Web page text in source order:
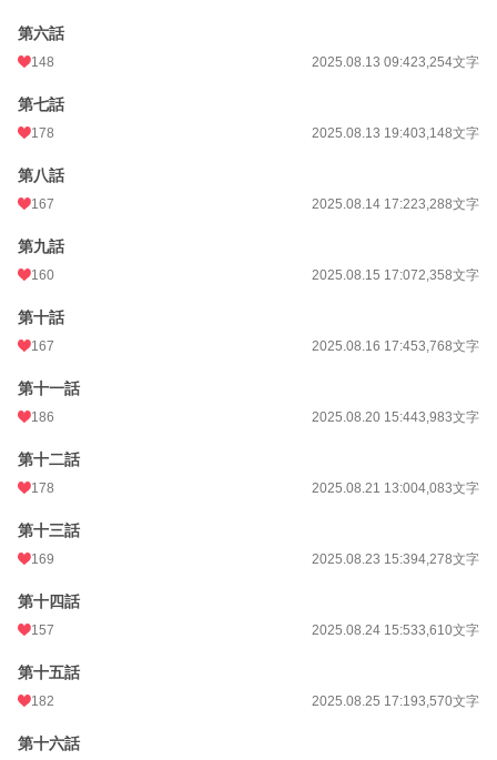
第六話
148 2025.08.13 09:423,254文字
第七話
178 2025.08.13 19:403,148文字
第八話
167 2025.08.14 17:223,288文字
第九話
160 2025.08.15 17:072,358文字
第十話
167 2025.08.16 17:453,768文字
第十一話
186 2025.08.20 15:443,983文字
第十二話
178 2025.08.21 13:004,083文字
第十三話
169 2025.08.23 15:394,278文字
第十四話
157 2025.08.24 15:533,610文字
第十五話
182 2025.08.25 17:193,570文字
第十六話